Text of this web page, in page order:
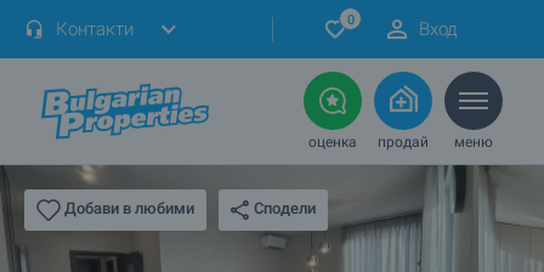
Контакти 0 Вход
оценка продай меню
Добави в любими Сподели